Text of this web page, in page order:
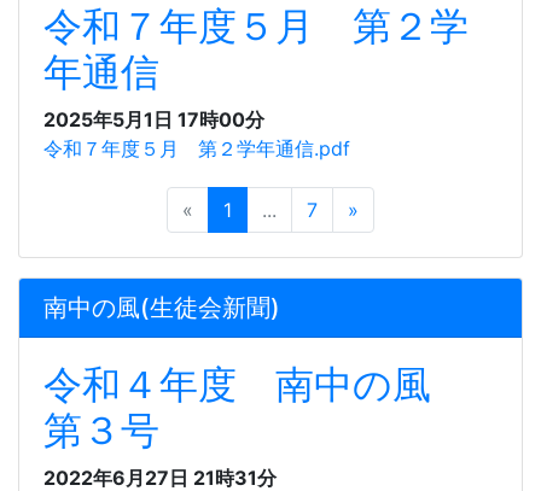
令和７年度５月 第２学
年通信
2025年5月1日 17時00分
令和７年度５月 第２学年通信.pdf
« 1 ... 7 »
南中の風(生徒会新聞)
令和４年度 南中の風
第３号
2022年6月27日 21時31分